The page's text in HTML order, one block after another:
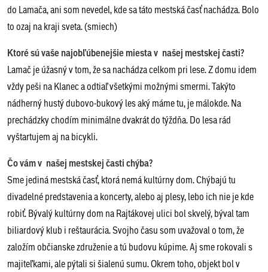
do Lamača, ani som nevedel, kde sa táto mestská časť nachádza. Bolo
to ozaj na kraji sveta. (smiech)
Ktoré sú vaše najobľúbenejšie miesta v našej mestskej časti?
Lamač je úžasný v tom, že sa nachádza celkom pri lese. Z domu idem
vždy peši na Klanec a odtiaľ všetkými možnými smermi. Takýto
nádherný hustý dubovo-bukový les aký máme tu, je málokde. Na
prechádzky chodím minimálne dvakrát do týždňa. Do lesa rád
vyštartujem aj na bicykli.
Čo vám v našej mestskej časti chýba?
Sme jediná mestská časť, ktorá nemá kultúrny dom. Chýbajú tu
divadelné predstavenia a koncerty, alebo aj plesy, lebo ich nie je kde
robiť. Bývalý kultúrny dom na Rajtákovej ulici bol skvelý, býval tam
biliardový klub i reštaurácia. Svojho času som uvažoval o tom, že
založím občianske združenie a tú budovu kúpime. Aj sme rokovali s
majiteľkami, ale pýtali si šialenú sumu. Okrem toho, objekt bol v